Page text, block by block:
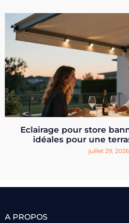
Eclairage pour store
idéales pour une
juillet 29, 2026
A PROPOS